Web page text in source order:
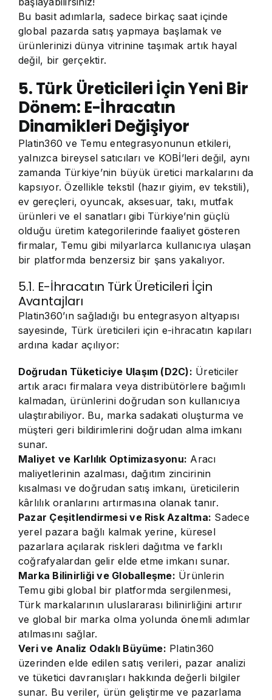
Bu basit adımlarla, sadece birkaç saat içinde
global pazarda satış yapmaya başlamak ve
ürünlerinizi dünya vitrinine taşımak artık hayal
değil, bir gerçektir.
5. Türk Üreticileri İçin Yeni Bir
Dönem: E-İhracatın
Dinamikleri Değişiyor
Platin360 ve Temu entegrasyonunun etkileri,
yalnızca bireysel satıcıları ve KOBİ’leri değil, aynı
zamanda Türkiye’nin büyük üretici markalarını da
kapsıyor. Özellikle tekstil (hazır giyim, ev tekstili),
ev gereçleri, oyuncak, aksesuar, takı, mutfak
ürünleri ve el sanatları gibi Türkiye’nin güçlü
olduğu üretim kategorilerinde faaliyet gösteren
firmalar, Temu gibi milyarlarca kullanıcıya ulaşan
bir platformda benzersiz bir şans yakalıyor.
5.1. E-İhracatın Türk Üreticileri İçin
Avantajları
Platin360’ın sağladığı bu entegrasyon altyapısı
sayesinde, Türk üreticileri için e-ihracatın kapıları
ardına kadar açılıyor:
Doğrudan Tüketiciye Ulaşım (D2C): Üreticiler
artık aracı firmalara veya distribütörlere bağımlı
kalmadan, ürünlerini doğrudan son kullanıcıya
ulaştırabiliyor. Bu, marka sadakati oluşturma ve
müşteri geri bildirimlerini doğrudan alma imkanı
sunar.
Maliyet ve Karlılık Optimizasyonu: Aracı
maliyetlerinin azalması, dağıtım zincirinin
kısalması ve doğrudan satış imkanı, üreticilerin
kârlılık oranlarını artırmasına olanak tanır.
Pazar Çeşitlendirmesi ve Risk Azaltma: Sadece
yerel pazara bağlı kalmak yerine, küresel
pazarlara açılarak riskleri dağıtma ve farklı
coğrafyalardan gelir elde etme imkanı sunar.
Marka Bilinirliği ve Globalleşme: Ürünlerin
Temu gibi global bir platformda sergilenmesi,
Türk markalarının uluslararası bilinirliğini artırır
ve global bir marka olma yolunda önemli adımlar
atılmasını sağlar.
Veri ve Analiz Odaklı Büyüme: Platin360
üzerinden elde edilen satış verileri, pazar analizi
ve tüketici davranışları hakkında değerli bilgiler
sunar. Bu veriler, ürün geliştirme ve pazarlama